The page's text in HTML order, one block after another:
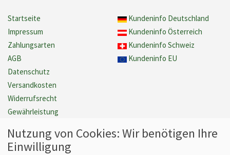
Startseite
Impressum
Zahlungsarten
AGB
Datenschutz
Versandkosten
Widerrufsrecht
Gewährleistung
Cookie Einstellungen verwalten
Vertrag widerrufen
Kundeninfo Deutschland
Kundeninfo Österreich
Kundeninfo Schweiz
Kundeninfo EU
Nutzung von Cookies: Wir benötigen Ihre
Einwilligung